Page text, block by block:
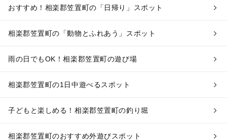
おすすめ！相楽郡笠置町の「日帰り」スポット
相楽郡笠置町の「動物とふれあう」スポット
雨の日でもOK！相楽郡笠置町の遊び場
相楽郡笠置町の1日中遊べるスポット
子どもと楽しめる！相楽郡笠置町の釣り堀
相楽郡笠置町のおすすめ外遊びスポット